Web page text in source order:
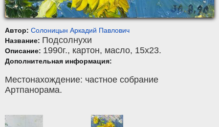
Автор: Солоницын Аркадий Павлович
Название: Подсолнухи
Описание: 1990г., картон, масло, 15x23.
Дополнительная информация:
Местонахождение: частное собрание
Артпанорама.